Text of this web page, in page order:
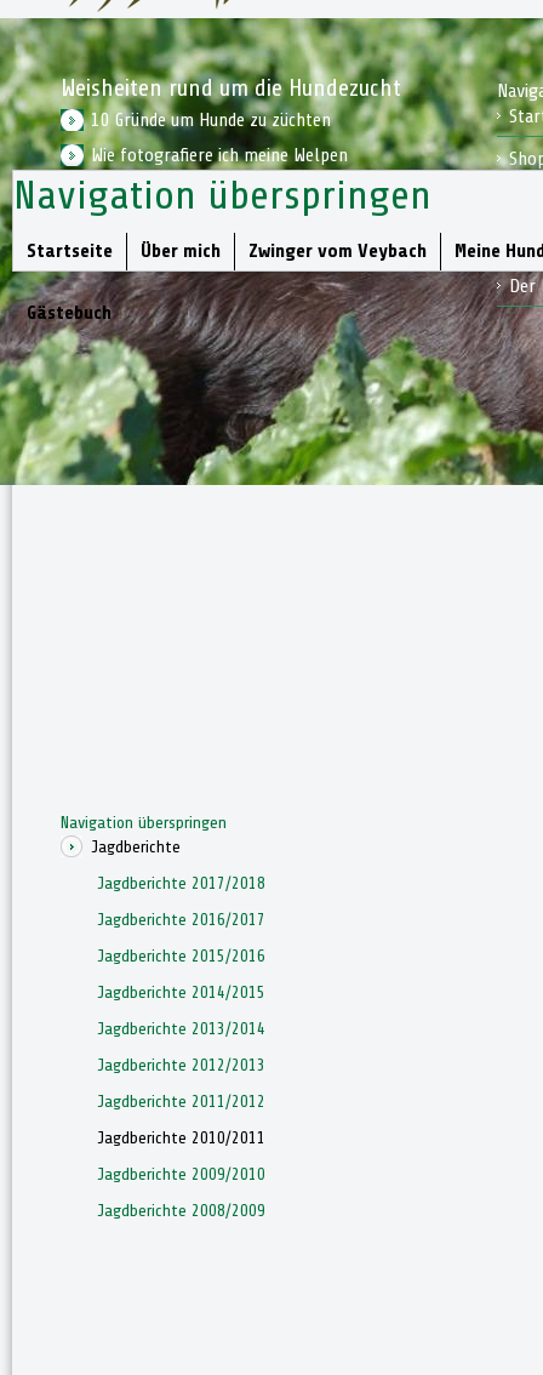
Navigation überspringen
Startseite Über mich Zwinger vom Veybach Meine
Gästebuch
Navigation überspringen
Jagdberichte
Jagdberichte 2017/2018
Jagdberichte 2016/2017
Jagdberichte 2015/2016
Jagdberichte 2014/2015
Jagdberichte 2013/2014
Jagdberichte 2012/2013
Jagdberichte 2011/2012
Jagdberichte 2010/2011
Jagdberichte 2009/2010
Jagdberichte 2008/2009
Weisheiten rund um die Hundezucht
10 Gründe um Hunde zu züchten
Wie fotografiere ich meine Welpen
Wie bereite ich mich auf einen Welpen vor
Der